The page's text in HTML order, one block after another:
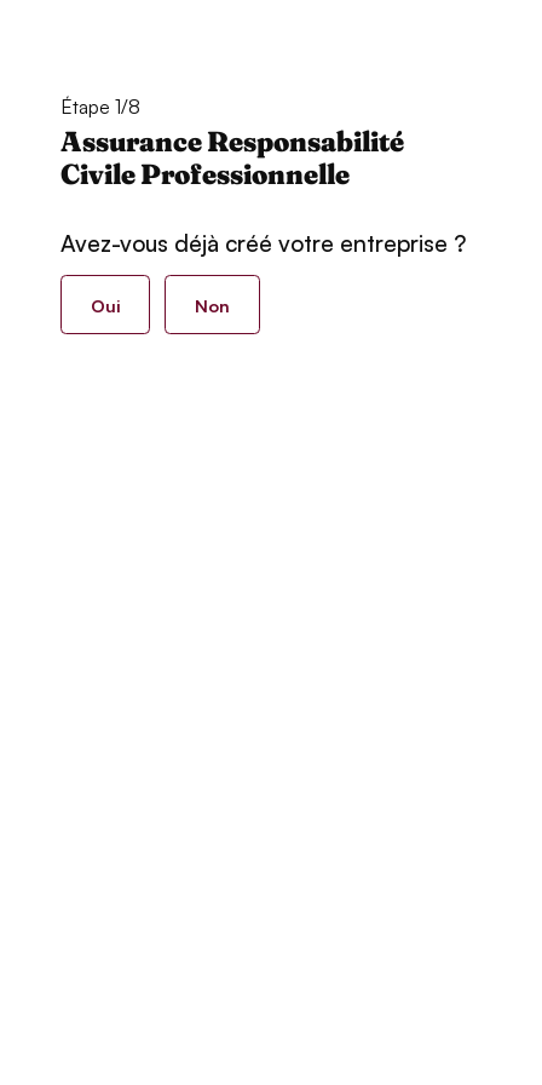
Étape 1/8
Assurance Responsabilité
Civile Professionnelle
Avez-vous déjà créé votre entreprise ?
Oui Non